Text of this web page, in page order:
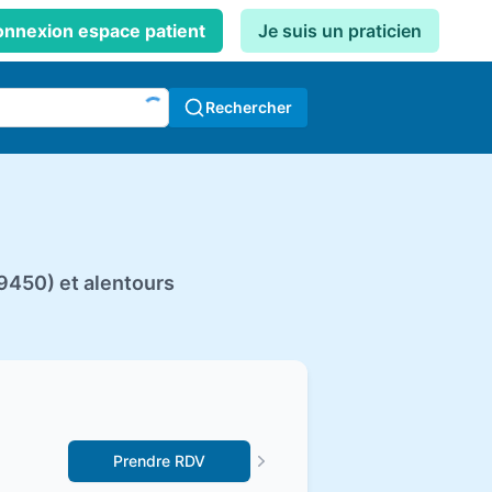
espace patient Je suis un praticien
Rechercher
et alentours
Prendre RDV